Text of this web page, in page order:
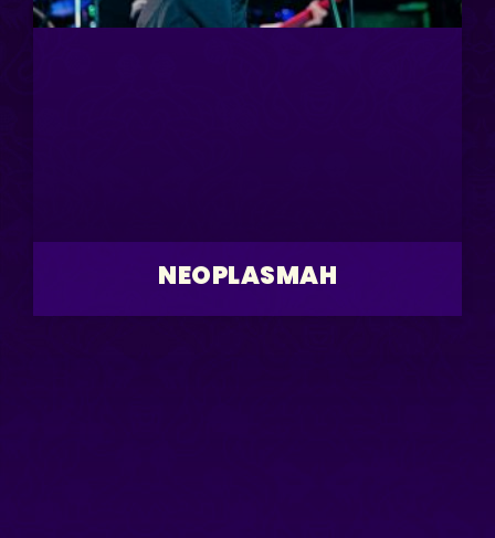
NEOPLASMAH